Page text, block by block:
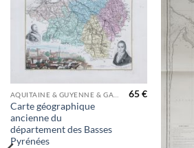
Ajouter
à la
wishlist
Carte géographique
ancienne du
département des Basses
Pyrénées
65€